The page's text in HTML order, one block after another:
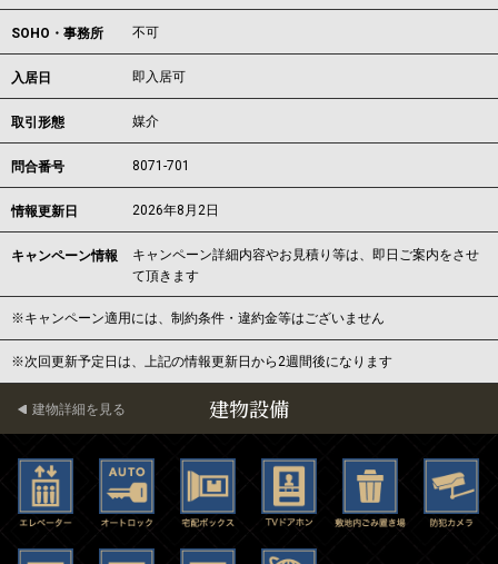
SOHO・事務所 不可
入居日 即入居可
取引形態 媒介
問合番号 8071-701
情報更新日 2026年8月2日
キャンペーン情報
キャンペーン詳細内容やお見積り等は、即日ご案内をさせ
て頂きます
※キャンペーン適用には、制約条件・違約金等はございません
※次回更新予定日は、上記の情報更新日から2週間後になります
建物設備
建物詳細を見る